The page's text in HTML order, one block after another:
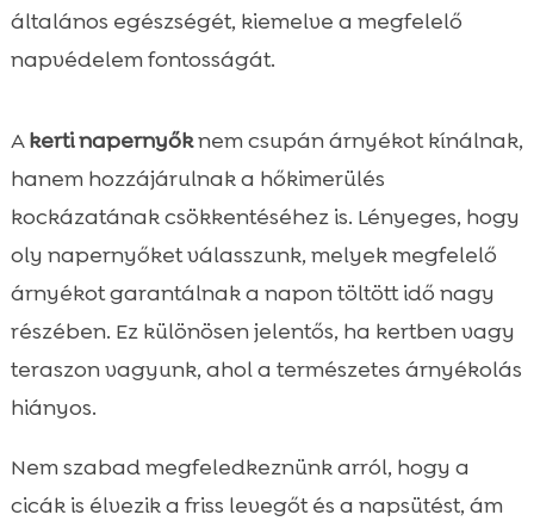
általános egészségét, kiemelve a megfelelő
napvédelem fontosságát.
Akerti napernyőknem csupán árnyékot kínálnak,
hanem hozzájárulnak a hőkimerülés
kockázatának csökkentéséhez is. Lényeges, hogy
oly napernyőket válasszunk, melyek megfelelő
árnyékot garantálnak a napon töltött idő nagy
részében. Ez különösen jelentős, ha kertben vagy
teraszon vagyunk, ahol a természetes árnyékolás
hiányos.
Nem szabad megfeledkeznünk arról, hogy a
cicák is élvezik a friss levegőt és a napsütést, ám